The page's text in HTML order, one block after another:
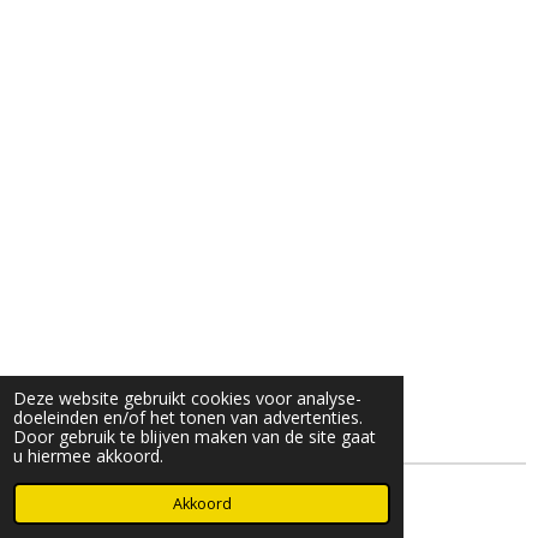
Deze website gebruikt cookies voor analyse-
doeleinden en/of het tonen van advertenties.
Door gebruik te blijven maken van de site gaat
u hiermee akkoord.
Akkoord
© 2025- 2026 Djöz mode